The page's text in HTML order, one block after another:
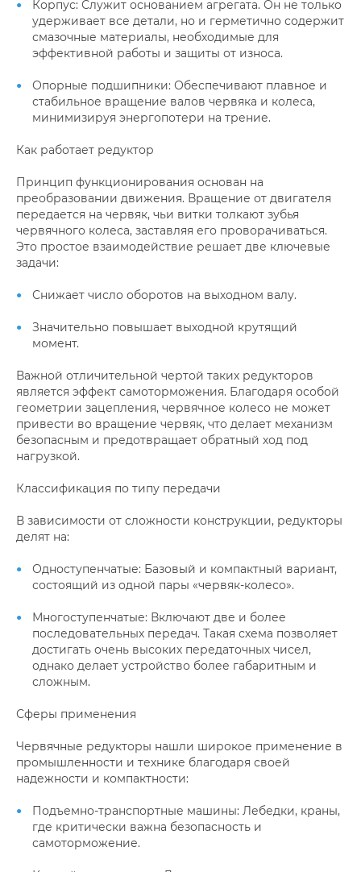
Корпус: Служит основанием агрегата. Он не только
удерживает все детали, но и герметично содержит
смазочные материалы, необходимые для
эффективной работы и защиты от износа.
Опорные подшипники: Обеспечивают плавное и
стабильное вращение валов червяка и колеса,
минимизируя энергопотери на трение.
Как работает редуктор
Принцип функционирования основан на
преобразовании движения. Вращение от двигателя
передается на червяк, чьи витки толкают зубья
червячного колеса, заставляя его проворачиваться.
Это простое взаимодействие решает две ключевые
задачи:
Снижает число оборотов на выходном валу.
Значительно повышает выходной крутящий
момент.
Важной отличительной чертой таких редукторов
является эффект самоторможения. Благодаря особой
геометрии зацепления, червячное колесо не может
привести во вращение червяк, что делает механизм
безопасным и предотвращает обратный ход под
нагрузкой.
Классификация по типу передачи
В зависимости от сложности конструкции, редукторы
делят на:
Одноступенчатые: Базовый и компактный вариант,
состоящий из одной пары «червяк-колесо».
Многоступенчатые: Включают две и более
последовательных передач. Такая схема позволяет
достигать очень высоких передаточных чисел,
однако делает устройство более габаритным и
сложным.
Сферы применения
Червячные редукторы нашли широкое применение в
промышленности и технике благодаря своей
надежности и компактности:
Подъемно-транспортные машины: Лебедки, краны,
где критически важна безопасность и
самоторможение.